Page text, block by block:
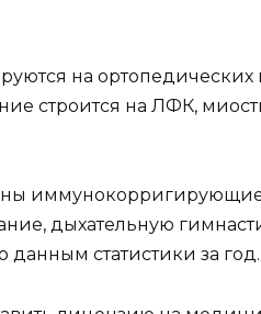
на ортопедических
строится на ЛФК,
дыхательную
статистики за год.